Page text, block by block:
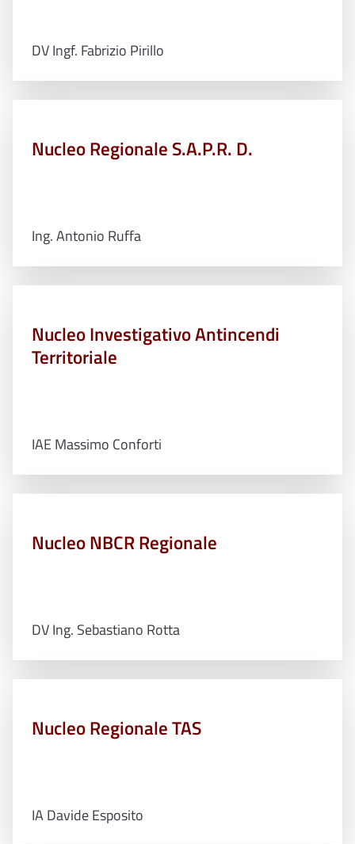
DV Ingf. Fabrizio Pirillo
Nucleo Regionale S.A.P.R. D.
Ing. Antonio Ruffa
Nucleo Investigativo Antincendi
Territoriale
IAE Massimo Conforti
Nucleo NBCR Regionale
DV Ing. Sebastiano Rotta
Nucleo Regionale TAS
IA Davide Esposito